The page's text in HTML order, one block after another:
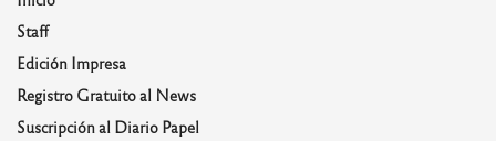
Staff
Edición Impresa
Registro Gratuito al News
Suscripción al Diario Papel